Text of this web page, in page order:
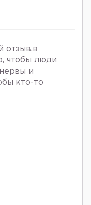
отзыв,в
чтобы люди
и
кто-то
я. Врач
к людям.
в них